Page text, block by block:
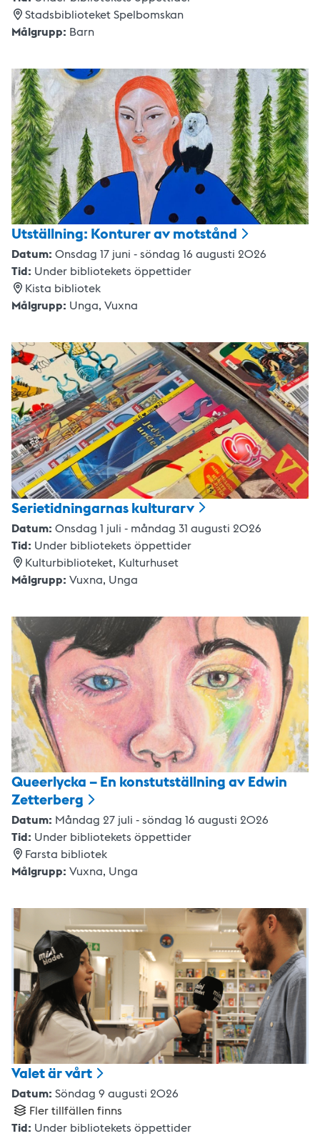
Stadsbiblioteket Spelbomskan
Målgrupp: Barn
Utställning: Konturer avmotstånd
Datum: Onsdag 17 juni - söndag 16 augusti 2026
Tid: Under bibliotekets öppettider
Kista bibliotek
Målgrupp: Unga, Vuxna
Serietidningarnaskulturarv
Datum: Onsdag 1 juli - måndag 31 augusti 2026
Tid: Under bibliotekets öppettider
Kulturbiblioteket, Kulturhuset
Målgrupp: Vuxna, Unga
Queerlycka – En konstutställning av Edwin
Zetterberg
Datum: Måndag 27 juli - söndag 16 augusti 2026
Tid: Under bibliotekets öppettider
Farsta bibliotek
Målgrupp: Vuxna, Unga
Valet ärvårt
Datum: Söndag 9 augusti 2026
Fler tillfällen finns
Tid: Under bibliotekets öppettider